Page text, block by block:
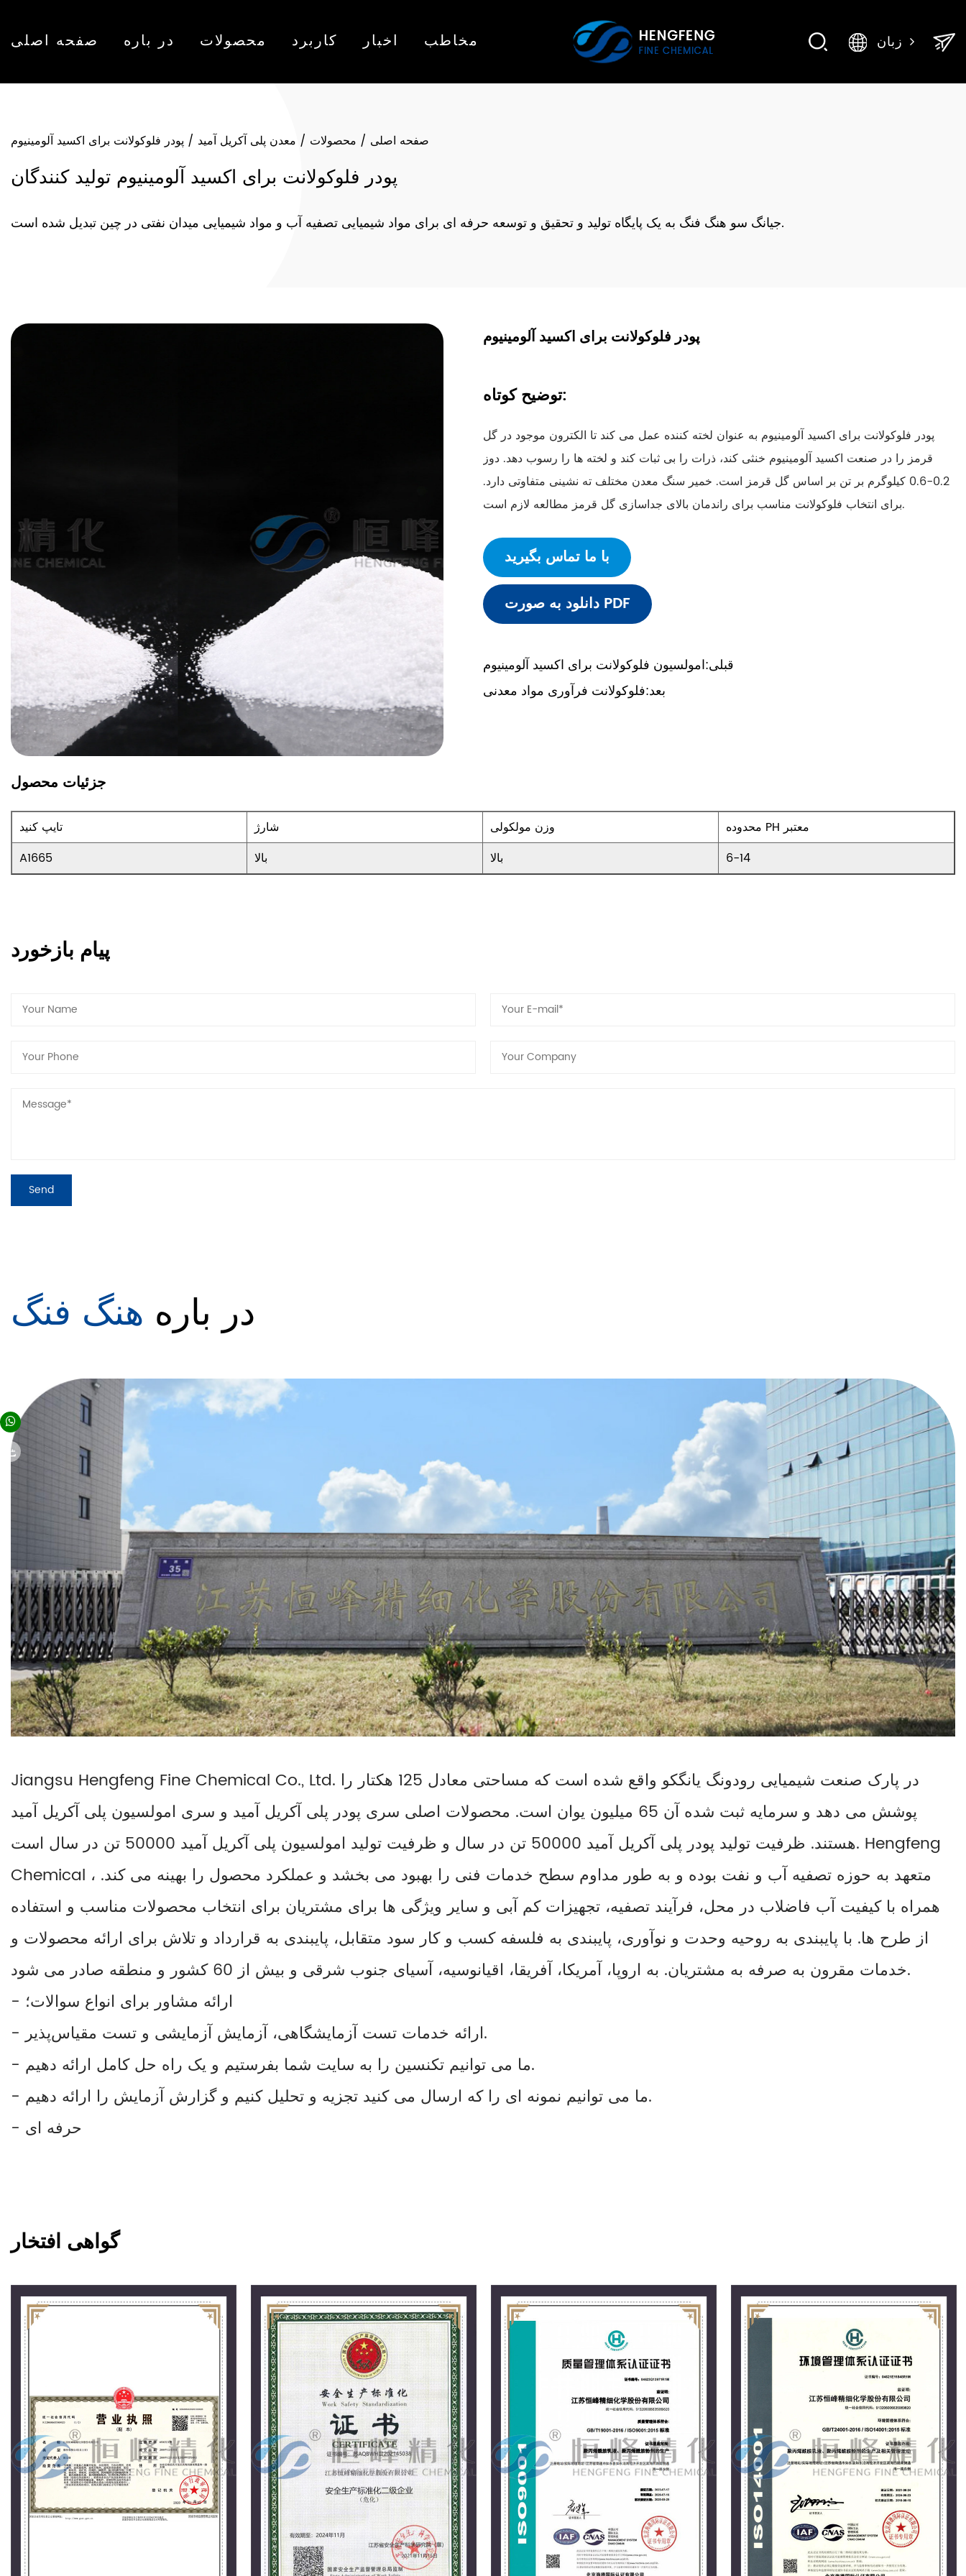
صفحه اصلی در باره محصولات کاربرد اخبار مخاطب زبان
صفحه اصلی / محصولات / معدن پلی آکریل آمید / پودر فلوکولانت برای اکسید آلومینیوم
پودر فلوکولانت برای اکسید آلومینیوم تولید کنندگان
جیانگ سو هنگ فنگ به یک پایگاه تولید و تحقیق و توسعه حرفه ای برای مواد شیمیایی تصفیه آب و مواد شیمیایی میدان نفتی در چین تبدیل شده است.
پودر فلوکولانت برای اکسید آلومینیوم
توضیح کوتاه:
پودر فلوکولانت برای اکسید آلومینیوم به عنوان لخته کننده عمل می کند تا الکترون موجود در گل
قرمز را در صنعت اکسید آلومینیوم خنثی کند، ذرات را بی ثبات کند و لخته ها را رسوب دهد. دوز
0.2-0.6 کیلوگرم بر تن بر اساس گل قرمز است. خمیر سنگ معدن مختلف ته نشینی متفاوتی دارد.
برای انتخاب فلوکولانت مناسب برای راندمان بالای جداسازی گل قرمز مطالعه لازم است.
با ما تماس بگیرید
دانلود به صورت PDF
قبلی:امولسیون فلوکولانت برای اکسید آلومینیوم
بعد:فلوکولانت فرآوری مواد معدنی
جزئیات محصول
تایپ کنید شارژ وزن مولکولی
محدوده PH معتبر
A1665
بالا بالا 6-14
پیام بازخورد
در باره هنگ فنگ
Jiangsu Hengfeng Fine Chemical Co., Ltd. در پارک صنعت شیمیایی رودونگ یانگکو واقع شده است که مساحتی معادل 125 هکتار را
پوشش می دهد و سرمایه ثبت شده آن 65 میلیون یوان است. محصولات اصلی سری پودر پلی آکریل آمید و سری امولسیون پلی آکریل آمید
هستند. ظرفیت تولید پودر پلی آکریل آمید 50000 تن در سال و ظرفیت تولید امولسیون پلی آکریل آمید 50000 تن در سال است. Hengfeng
Chemical متعهد به حوزه تصفیه آب و نفت بوده و به طور مداوم سطح خدمات فنی را بهبود می بخشد و عملکرد محصول را بهینه می کند. ،
همراه با کیفیت آب فاضلاب در محل، فرآیند تصفیه، تجهیزات کم آبی و سایر ویژگی ها برای مشتریان برای انتخاب محصولات مناسب و استفاده
از طرح ها. با پایبندی به روحیه وحدت و نوآوری، پایبندی به فلسفه کسب و کار سود متقابل، پایبندی به قرارداد و تلاش برای ارائه محصولات و
خدمات مقرون به صرفه به مشتریان. به اروپا، آمریکا، آفریقا، اقیانوسیه، آسیای جنوب شرقی و بیش از 60 کشور و منطقه صادر می شود.
- ارائه مشاور برای انواع سوالات؛
- ارائه خدمات تست آزمایشگاهی، آزمایش آزمایشی و تست مقیاس‌پذیر.
- ما می توانیم تکنسین را به سایت شما بفرستیم و یک راه حل کامل ارائه دهیم.
- ما می توانیم نمونه ای را که ارسال می کنید تجزیه و تحلیل کنیم و گزارش آزمایش را ارائه دهیم.
- حرفه ای
گواهی افتخار